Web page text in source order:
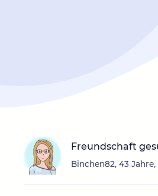
Freundschaft
Binchen82, 43